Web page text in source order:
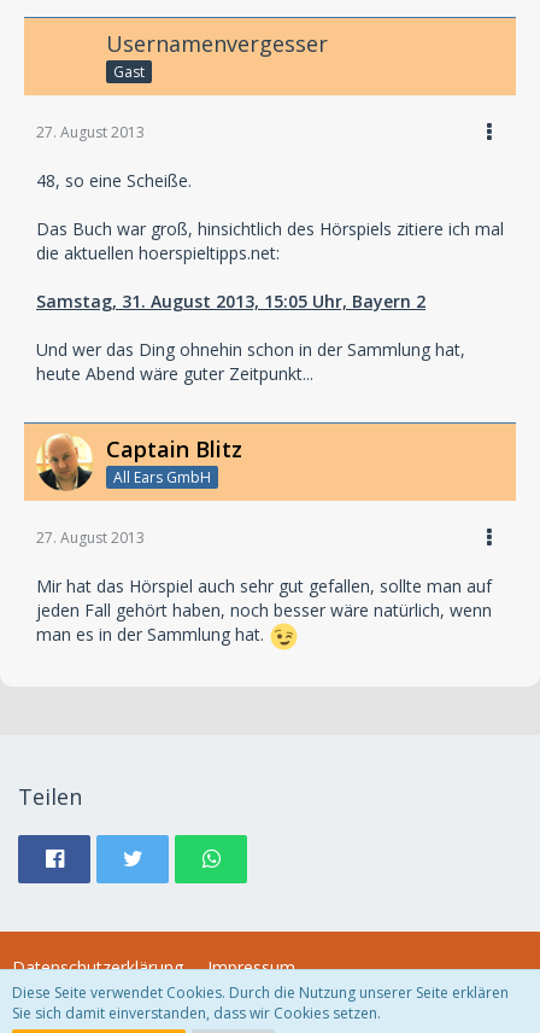
Usernamenvergesser
Gast
27. August 2013
48, so eine Scheiße.
Das Buch war groß, hinsichtlich des Hörspiels zitiere ich mal
die aktuellen hoerspieltipps.net:
Samstag, 31. August 2013, 15:05 Uhr, Bayern 2
Und wer das Ding ohnehin schon in der Sammlung hat,
heute Abend wäre guter Zeitpunkt...
Captain Blitz
All Ears GmbH
27. August 2013
Mir hat das Hörspiel auch sehr gut gefallen, sollte man auf
jeden Fall gehört haben, noch besser wäre natürlich, wenn
man es in der Sammlung hat.
Teilen
Datenschutzerklärung Impressum
Diese Seite verwendet Cookies. Durch die Nutzung unserer Seite erklären
Sie sich damit einverstanden, dass wir Cookies setzen.